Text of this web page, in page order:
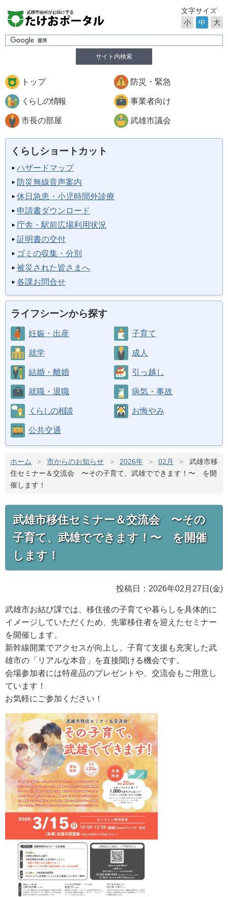
サイト内検索
文字サイズ
小
中 大
トップ 防災・緊急
くらしの情報 事業者向け
市長の部屋 武雄市議会
くらしショートカット
ハザードマップ
防災無線音声案内
休日急患・小児時間外診療
申請書ダウンロード
庁舎・駅前広場利用状況
証明書の交付
ゴミの収集・分別
被災された皆さまへ
各課お問合せ
ライフシーンから探す
妊娠・出産 子育て
就学 成人
結婚・離婚 引っ越し
就職・退職 病気・事故
くらしの相談 お悔やみ
公共交通
ホーム > 市からのお知らせ > 2026年 > 02月 >
武雄市移
住セミナー＆交流会 〜その子育て、武雄でできます！〜 を開
催します！
武雄市移住セミナー＆交流会 〜その
子育て、武雄でできます！〜 を開催
します！
投稿日：2026年02月27日(金)
武雄市お結び課では、移住後の子育てや暮らしを具体的に
イメージしていただくため、先輩移住者を迎えたセミナー
を開催します。
新幹線開業でアクセスが向上し、子育て支援も充実した武
雄市の「リアルな本音」を直接聞ける機会です。
会場参加者には特産品のプレゼントや、交流会もご用意し
ています！
お気軽にご参加ください！